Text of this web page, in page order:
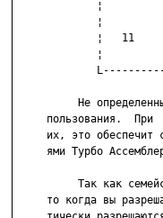
¦
¦
¦   11
¦
Не
пользования.  При
их, это обеспечит
ями Турбо
Так как
то когда вы